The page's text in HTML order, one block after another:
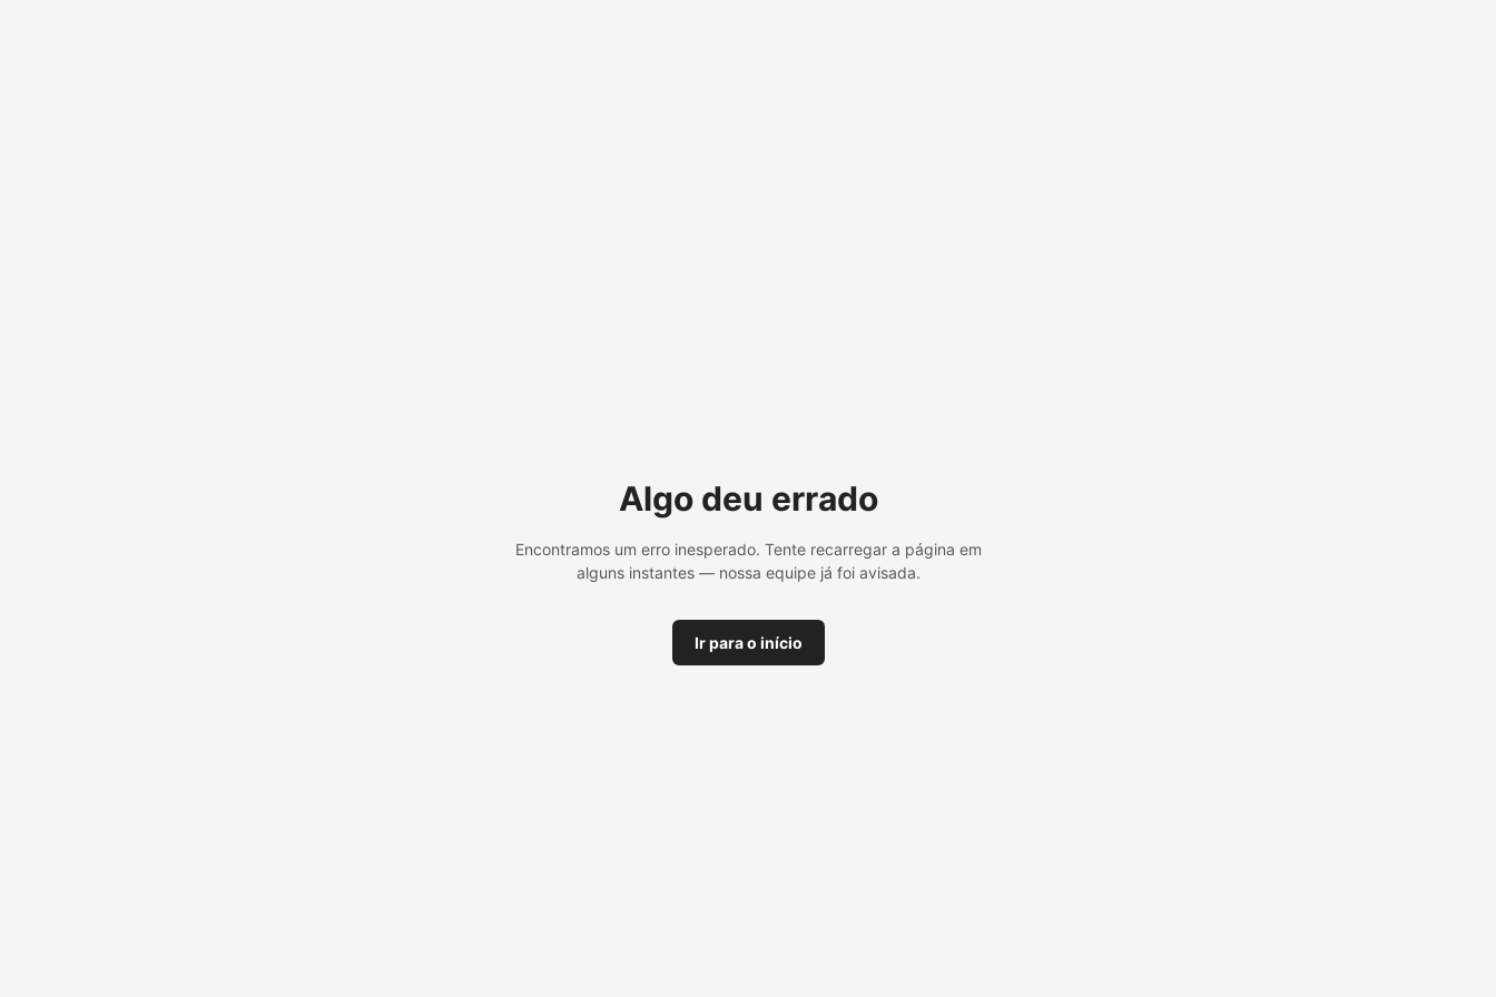
Algo deu errado
Encontramos um erro inesperado. Tente recarregar a página em
alguns instantes — nossa equipe já foi avisada.
Ir para o início